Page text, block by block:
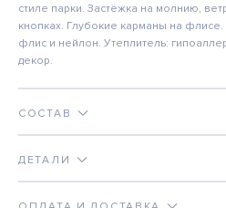
стиле парки. Застёжка на молнию,
кнопках. Глубокие карманы на
флис и нейлон. Утеплитель:
декор.
СОСТАВ
ДЕТАЛИ